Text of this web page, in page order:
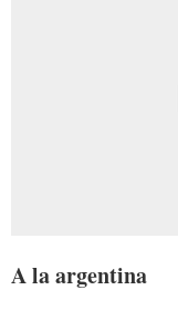
A la argentina